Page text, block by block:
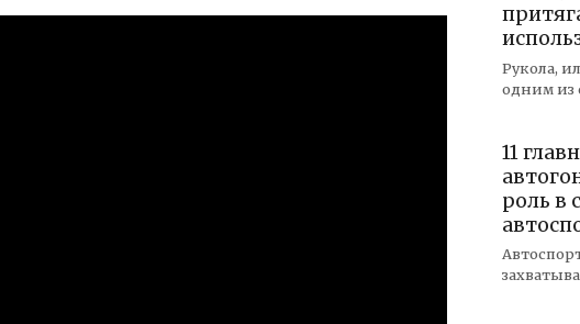
Рукола,
одним из
11
роль в